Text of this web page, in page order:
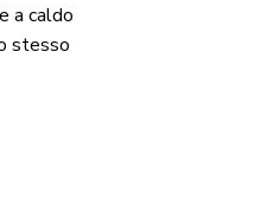
a caldo
stesso